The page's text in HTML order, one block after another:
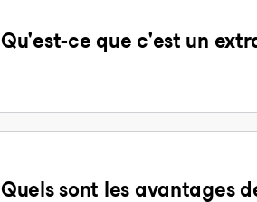
Qu'est-ce que c'est un
Quels sont les avantages